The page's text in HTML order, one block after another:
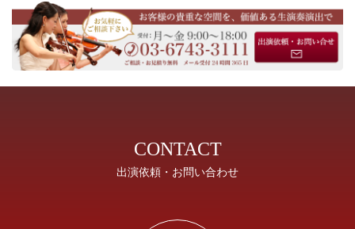
CONTACT
出演依頼・お問い合わせ